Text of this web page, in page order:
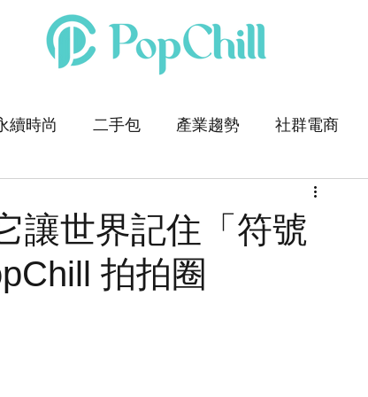
續時尚 二手包 產業趨勢 社群電商
讓世界記住「符號
拍拍圈